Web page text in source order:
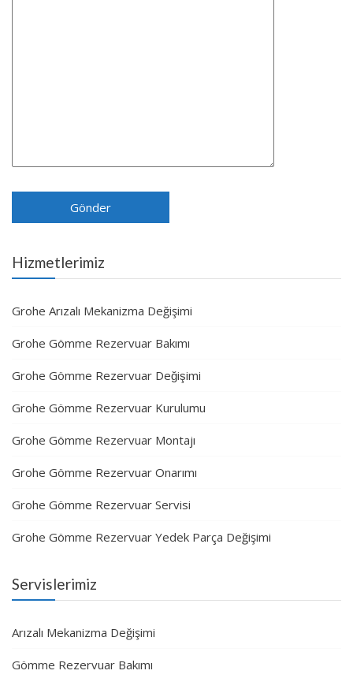
Hizmetlerimiz
Grohe Arızalı Mekanizma Değişimi
Grohe Gömme Rezervuar Bakımı
Grohe Gömme Rezervuar Değişimi
Grohe Gömme Rezervuar Kurulumu
Grohe Gömme Rezervuar Montajı
Grohe Gömme Rezervuar Onarımı
Grohe Gömme Rezervuar Servisi
Grohe Gömme Rezervuar Yedek Parça Değişimi
Servislerimiz
Arızalı Mekanizma Değişimi
Gömme Rezervuar Bakımı